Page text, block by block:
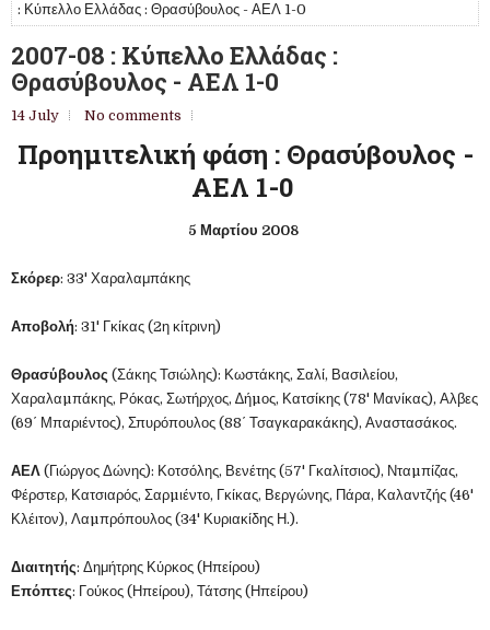
: Κύπελλο Ελλάδας : Θρασύβουλος - ΑΕΛ 1-0
2007-08 : Κύπελλο Ελλάδας :
Θρασύβουλος - ΑΕΛ 1-0
14 July No comments
Προημιτελική φάση : Θρασύβουλος -
ΑΕΛ 1-0
5 Μαρτίου 2008
Σκόρερ: 33' Χαραλαμπάκης
Αποβολή: 31' Γκίκας (2η κίτρινη)
Θρασύβουλος (Σάκης Τσιώλης): Κωστάκης, Σαλί, Βασιλείου,
Χαραλαµπάκης, Ρόκας, Σωτήρχος, ∆ήµος, Κατσίκης (78' Μανίκας), Αλβες
(69΄ Μπαριέντος), Σπυρόπουλος (88΄ Τσαγκαρακάκης), Αναστασάκος.
ΑΕΛ (Γιώργος Δώνης): Κοτσόλης, Βενέτης (57' Γκαλίτσιος), Νταµπίζας,
Φέρστερ, Κατσιαρός, Σαρµιέντο, Γκίκας, Βεργώνης, Πάρα, Καλαντζής (46'
Κλέιτον), Λαµπρόπουλος (34' Κυριακίδης Η.).
Διαιτητής: Δημήτρης Κύρκος (Ηπείρου)
Επόπτες: Γούκος (Ηπείρου), Τάτσης (Ηπείρου)